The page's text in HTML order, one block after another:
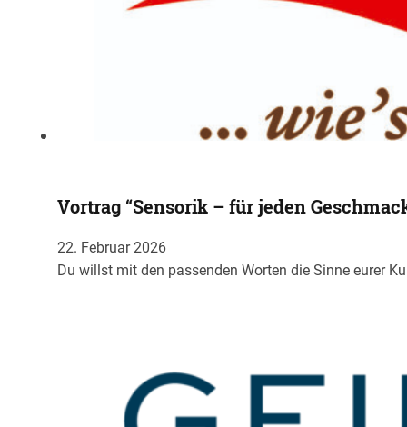
Vortrag “Sensorik – für jeden
22. Februar 2026
Du willst mit den passenden Worten die Sinne eurer